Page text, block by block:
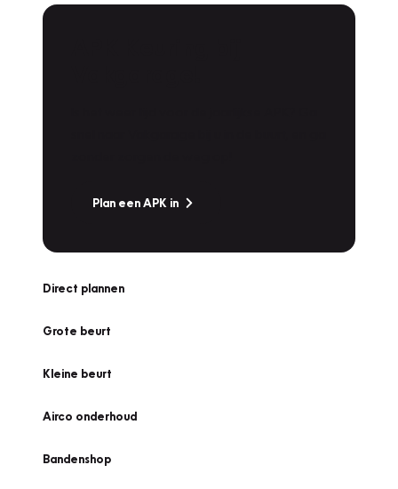
Plan een APK in
Direct plannen
Grote beurt
Kleine beurt
Airco onderhoud
Bandenshop